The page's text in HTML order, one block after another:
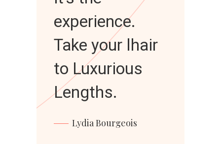
experience.
Take your lhair
to Luxurious
Lengths.
Lydia Bourgeois